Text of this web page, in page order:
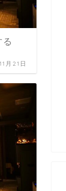
月21日